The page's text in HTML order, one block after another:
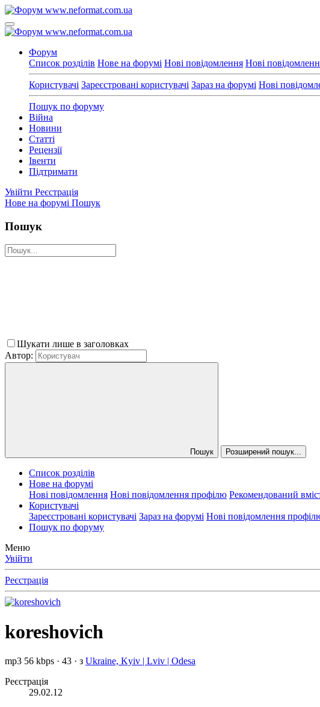
Форум
Список розділів Нове на форумі Нові повідомлення Нові
Користувачі Зареєстровані користувачі Зараз на форумі Нові
Пошук по форуму
Війна
Новини
Статті
Рецензії
Івенти
Підтримати
Увійти Реєстрація
Нове на форумі Пошук
Пошук
Шукати лише в заголовках
Автор:
Пошук Розширений пошук...
Список розділів
Нове на форумі
Нові повідомлення Нові повідомлення профілю Рекомендований
Користувачі
Зареєстровані користувачі Зараз на форумі Нові повідомлення
Пошук по форуму
Меню
Увійти
Реєстрація
koreshovich
mp3 56 kbps · 43 · з Ukraine, Kyiv | Lviv | Odesa
Реєстрація
29.02.12